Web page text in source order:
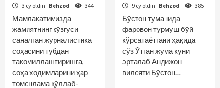
3 oy oldin Behzod 344
Мамлакатимизда
жамиятнинг кўзгуси
саналган журналистика
соҳасини тубдан
такомиллаштиришга,
соҳа ходимларини ҳар
томонлама қўллаб-
9 oy oldin Behzod 385
Бўстон туманида
фаровон турмуш бўй
кўрсатаётгани ҳақида
сўз Ўтган жума куни
эрталаб Андижон
вилояти Бўстон…